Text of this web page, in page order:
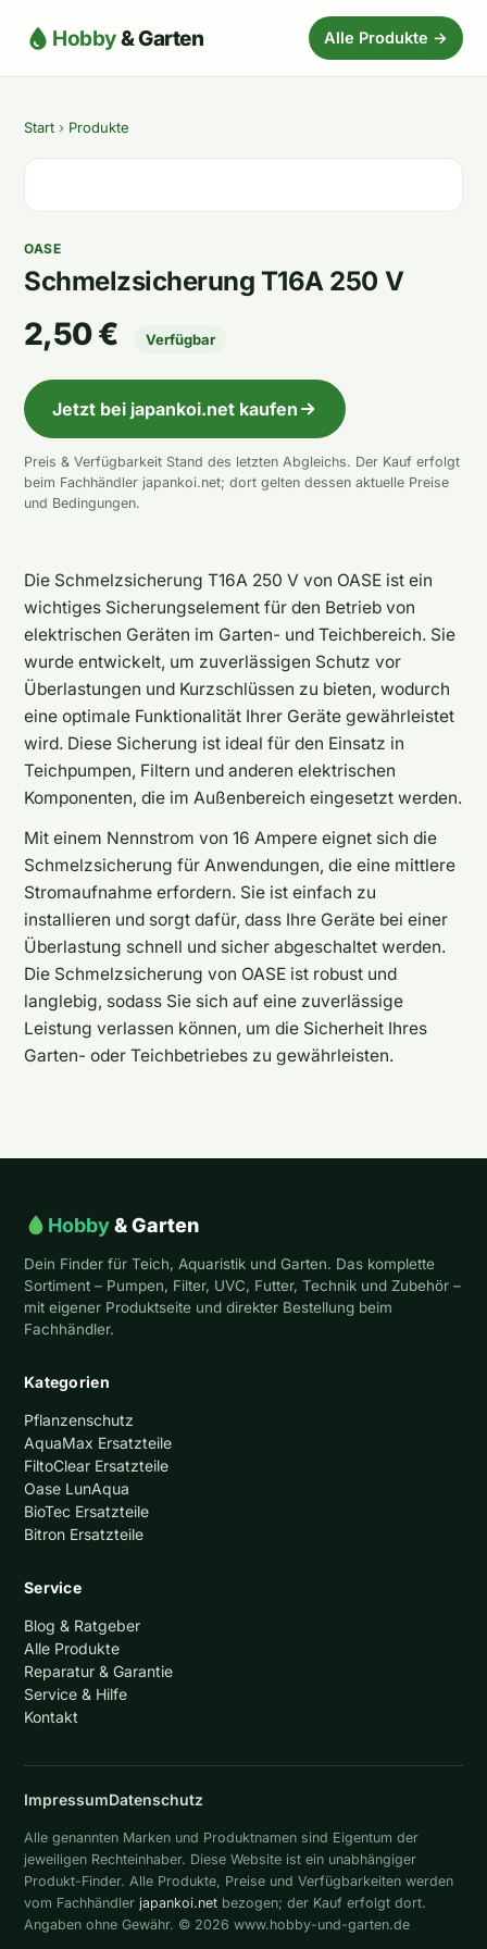
Hobby& Garten Alle Produkte →
Start › Produkte
OASE
Schmelzsicherung T16A 250 V
2,50 € Verfügbar
Jetzt bei japankoi.net kaufen
Preis & Verfügbarkeit Stand des letzten Abgleichs. Der Kauf erfolgt
beim Fachhändler japankoi.net; dort gelten dessen aktuelle Preise
und Bedingungen.
Die Schmelzsicherung T16A 250 V von OASE ist ein
wichtiges Sicherungselement für den Betrieb von
elektrischen Geräten im Garten- und Teichbereich. Sie
wurde entwickelt, um zuverlässigen Schutz vor
Überlastungen und Kurzschlüssen zu bieten, wodurch
eine optimale Funktionalität Ihrer Geräte gewährleistet
wird. Diese Sicherung ist ideal für den Einsatz in
Teichpumpen, Filtern und anderen elektrischen
Komponenten, die im Außenbereich eingesetzt werden.
Mit einem Nennstrom von 16 Ampere eignet sich die
Schmelzsicherung für Anwendungen, die eine mittlere
Stromaufnahme erfordern. Sie ist einfach zu
installieren und sorgt dafür, dass Ihre Geräte bei einer
Überlastung schnell und sicher abgeschaltet werden.
Die Schmelzsicherung von OASE ist robust und
langlebig, sodass Sie sich auf eine zuverlässige
Leistung verlassen können, um die Sicherheit Ihres
Garten- oder Teichbetriebes zu gewährleisten.
Hobby& Garten
Dein Finder für Teich, Aquaristik und Garten. Das komplette
Sortiment – Pumpen, Filter, UVC, Futter, Technik und Zubehör –
mit eigener Produktseite und direkter Bestellung beim
Fachhändler.
Kategorien
Pflanzenschutz
AquaMax Ersatzteile
FiltoClear Ersatzteile
Oase LunAqua
BioTec Ersatzteile
Bitron Ersatzteile
Service
Blog & Ratgeber
Alle Produkte
Reparatur & Garantie
Service & Hilfe
Kontakt
ImpressumDatenschutz
Alle genannten Marken und Produktnamen sind Eigentum der
jeweiligen Rechteinhaber. Diese Website ist ein unabhängiger
Produkt-Finder. Alle Produkte, Preise und Verfügbarkeiten werden
vom Fachhändler japankoi.net bezogen; der Kauf erfolgt dort.
Angaben ohne Gewähr. © 2026 www.hobby-und-garten.de